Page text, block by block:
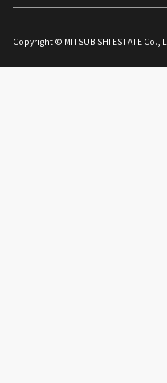
Copyright © MITSUBISHI ESTATE Co.,